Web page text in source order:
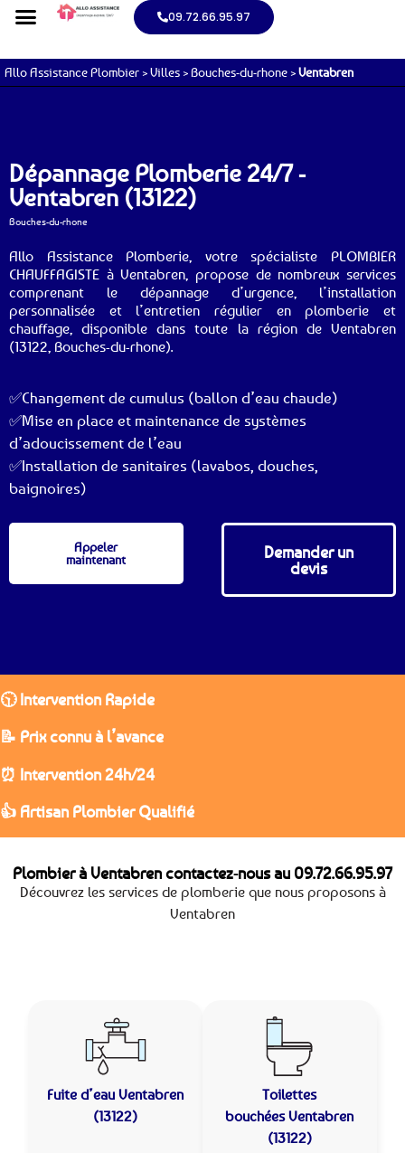
09.72.66.95.97
Allo Assistance Plombier >Villes >Bouches-du-rhone >Ventabren
Dépannage Plomberie 24/7 -
Ventabren (13122)
Bouches-du-rhone
Allo Assistance Plomberie, votre spécialiste PLOMBIER
CHAUFFAGISTE à Ventabren, propose de nombreux services
comprenant le dépannage d’urgence, l’installation
personnalisée et l’entretien régulier en plomberie et
chauffage, disponible dans toute la région de Ventabren
(13122, Bouches-du-rhone).
✅Changement de cumulus (ballon d’eau chaude)
✅Mise en place et maintenance de systèmes
d’adoucissement de l’eau
✅Installation de sanitaires (lavabos, douches,
baignoires)
Appeler
maintenant
Demander un
devis
🕥 Intervention Rapide
📝 Prix connu à l’avance
⏰ Intervention 24h/24
👍 Artisan Plombier Qualifié
Plombier à Ventabren contactez-nous au 09.72.66.95.97
Découvrez les services de plomberie que nous proposons à
Ventabren
Fuite d’eauVentabren
(13122)
Toilettes
bouchéesVentabren
(13122)